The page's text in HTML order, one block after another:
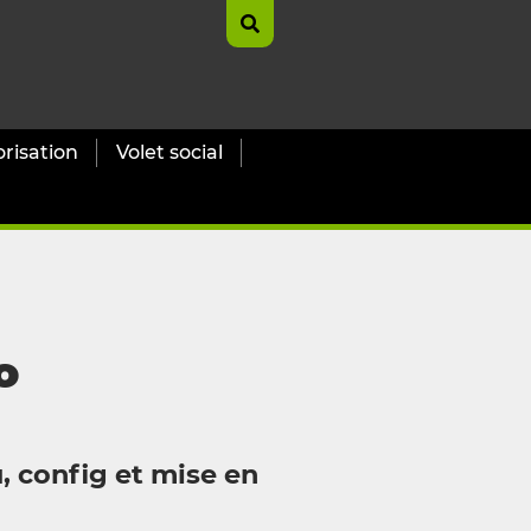
Volet social
config et mise en